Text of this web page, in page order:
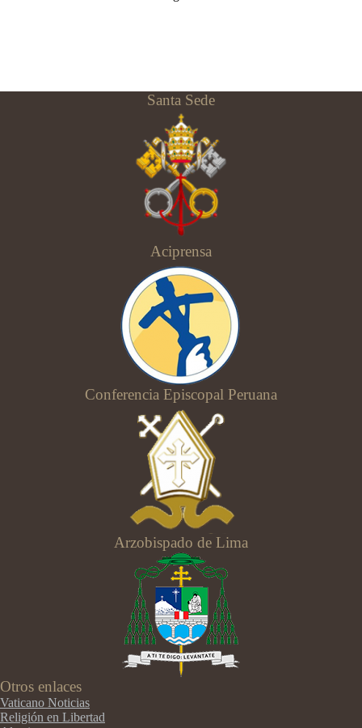
Santa Sede
Aciprensa
Conferencia Episcopal Peruana
Arzobispado de Lima
Otros enlaces
Vaticano Noticias
Religión en Libertad